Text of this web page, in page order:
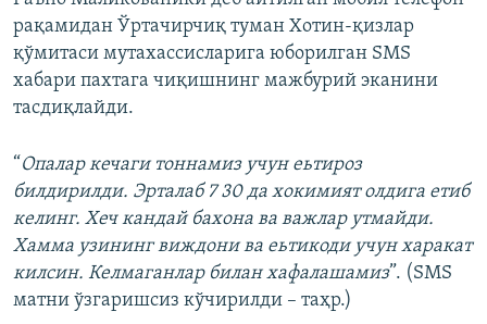
рақамидан Ўртачирчиқ туман Хотин-қизлар
қўмитаси мутахассисларига юборилган SMS
хабари пахтага чиқишнинг мажбурий эканини
тасдиқлайди.
“Опалар кечаги тоннамиз учун еьтироз
билдирилди. Эрталаб 7 30 да хокимият олдига етиб
келинг. Хеч кандай бахона ва важлар утмайди.
Хамма узининг виждони ва еьтикоди учун харакат
килсин. Келмаганлар билан хафалашамиз”. (SMS
матни ўзгаришсиз кўчирилди – таҳр.)